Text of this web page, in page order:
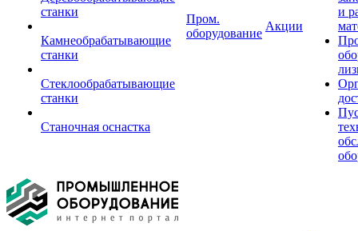
станки
Камнеобрабатывающие
станки
Стеклообрабатывающие
станки
Станочная оснастка
Пром.
оборудование
Акции
и